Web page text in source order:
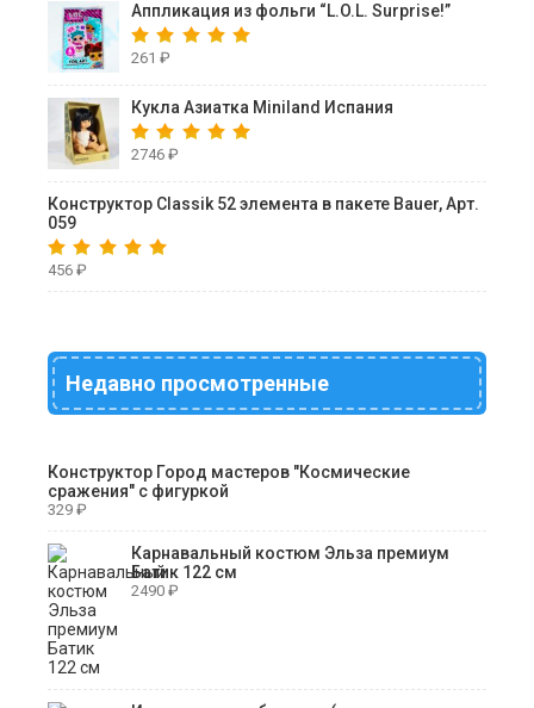
Аппликация из фольги “L.O.L. Surprise!”
261 ₽
Кукла Азиатка Miniland Испания
2746 ₽
Конструктор Classik 52 элемента в пакете Bauer, Арт.
059
456 ₽
Недавно просмотренные
Конструктор Город мастеров "Космические
сражения" с фигуркой
329 ₽
Карнавальный костюм Эльза премиум
Батик 122 см
2490 ₽